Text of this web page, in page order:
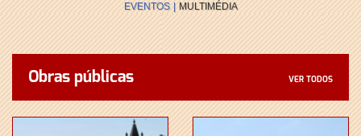
EVENTOS | MULTIMÉDIA
Obras públicas VER TODOS